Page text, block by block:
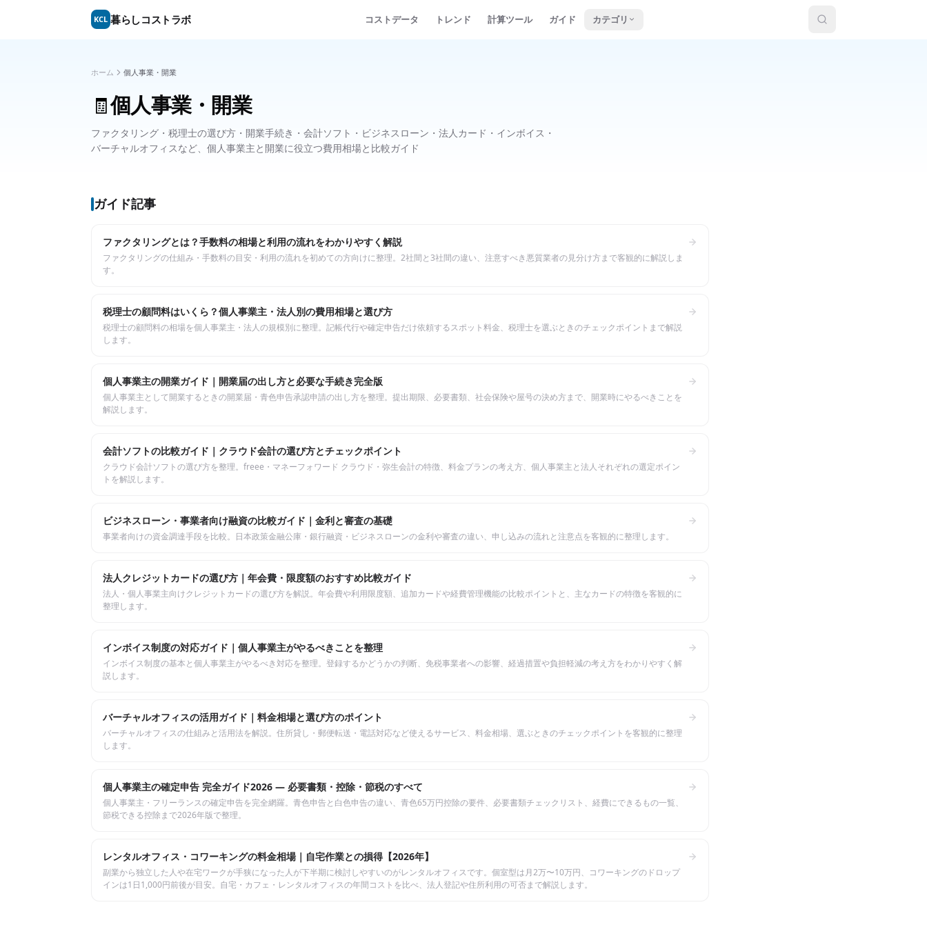
KCL 暮らしコストラボ コストデータ トレンド 計算ツール ガイド カテゴリ
ホーム 個人事業・開業
🧾個人事業・開業
ファクタリング・税理士の選び方・開業手続き・会計ソフト・ビジネスローン・法人カード・インボイス・
バーチャルオフィスなど、個人事業主と開業に役立つ費用相場と比較ガイド
ガイド記事
ファクタリングとは？手数料の相場と利用の流れをわかりやすく解説
ファクタリングの仕組み・手数料の目安・利用の流れを初めての方向けに整理。2社間と3社間の違い、注意すべき悪質業者の見分け方まで客観的に解説しま
す。
税理士の顧問料はいくら？個人事業主・法人別の費用相場と選び方
税理士の顧問料の相場を個人事業主・法人の規模別に整理。記帳代行や確定申告だけ依頼するスポット料金、税理士を選ぶときのチェックポイントまで解説
します。
個人事業主の開業ガイド｜開業届の出し方と必要な手続き完全版
個人事業主として開業するときの開業届・青色申告承認申請の出し方を整理。提出期限、必要書類、社会保険や屋号の決め方まで、開業時にやるべきことを
解説します。
会計ソフトの比較ガイド｜クラウド会計の選び方とチェックポイント
クラウド会計ソフトの選び方を整理。freee・マネーフォワード クラウド・弥生会計の特徴、料金プランの考え方、個人事業主と法人それぞれの選定ポイン
トを解説します。
ビジネスローン・事業者向け融資の比較ガイド｜金利と審査の基礎
事業者向けの資金調達手段を比較。日本政策金融公庫・銀行融資・ビジネスローンの金利や審査の違い、申し込みの流れと注意点を客観的に整理します。
法人クレジットカードの選び方｜年会費・限度額のおすすめ比較ガイド
法人・個人事業主向けクレジットカードの選び方を解説。年会費や利用限度額、追加カードや経費管理機能の比較ポイントと、主なカードの特徴を客観的に
整理します。
インボイス制度の対応ガイド｜個人事業主がやるべきことを整理
インボイス制度の基本と個人事業主がやるべき対応を整理。登録するかどうかの判断、免税事業者への影響、経過措置や負担軽減の考え方をわかりやすく解
説します。
バーチャルオフィスの活用ガイド｜料金相場と選び方のポイント
バーチャルオフィスの仕組みと活用法を解説。住所貸し・郵便転送・電話対応など使えるサービス、料金相場、選ぶときのチェックポイントを客観的に整理
します。
個人事業主の確定申告 完全ガイド2026 — 必要書類・控除・節税のすべて
個人事業主・フリーランスの確定申告を完全網羅。青色申告と白色申告の違い、青色65万円控除の要件、必要書類チェックリスト、経費にできるもの一覧、
節税できる控除まで2026年版で整理。
レンタルオフィス・コワーキングの料金相場｜自宅作業との損得【2026年】
副業から独立した人や在宅ワークが手狭になった人が下半期に検討しやすいのがレンタルオフィスです。個室型は月2万〜10万円、コワーキングのドロップ
インは1日1,000円前後が目安。自宅・カフェ・レンタルオフィスの年間コストを比べ、法人登記や住所利用の可否まで解説します。